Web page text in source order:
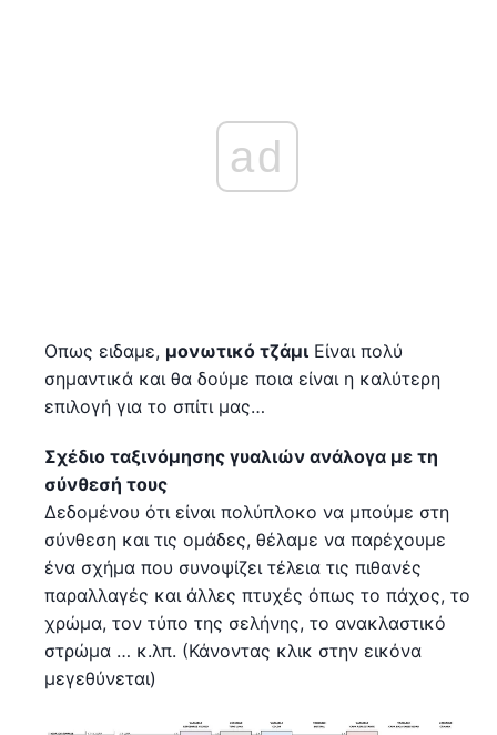
ad
Οπως ειδαμε, μονωτικό τζάμι Είναι πολύ
σημαντικά και θα δούμε ποια είναι η καλύτερη
επιλογή για το σπίτι μας…
Σχέδιο ταξινόμησης γυαλιών ανάλογα με τη
σύνθεσή τους
Δεδομένου ότι είναι πολύπλοκο να μπούμε στη
σύνθεση και τις ομάδες, θέλαμε να παρέχουμε
ένα σχήμα που συνοψίζει τέλεια τις πιθανές
παραλλαγές και άλλες πτυχές όπως το πάχος, το
χρώμα, τον τύπο της σελήνης, το ανακλαστικό
στρώμα … κ.λπ. (Κάνοντας κλικ στην εικόνα
μεγεθύνεται)